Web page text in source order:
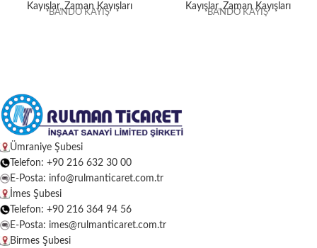
Kayışlar,Zaman Kayışları
BANDO KAYIŞ
Kayışlar,Zaman Kayışları
BANDO KAYIŞ
Ümraniye Şubesi
Telefon: +90 216 632 30 00
E-Posta: info@rulmanticaret.com.tr
İmes Şubesi
Telefon: +90 216 364 94 56
E-Posta: imes@rulmanticaret.com.tr
Birmes Şubesi